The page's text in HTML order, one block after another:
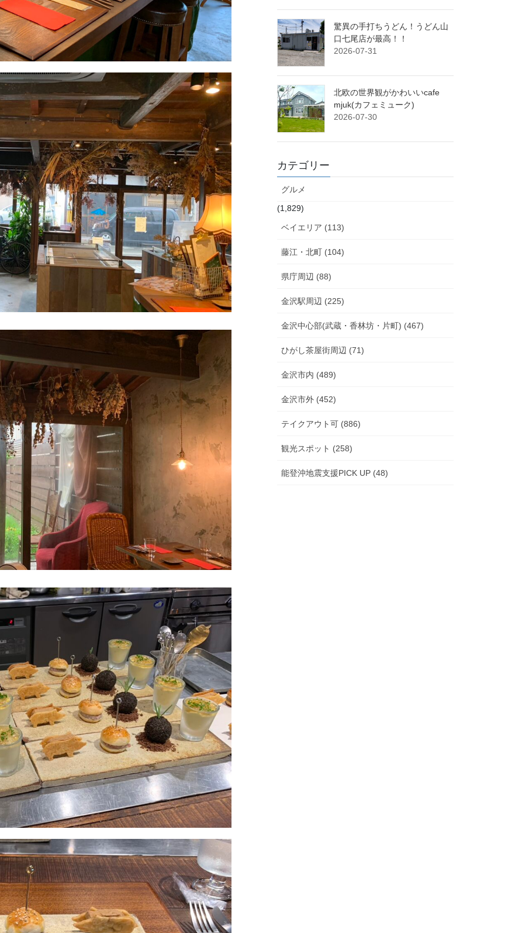
驚異の手打ちうどん！うどん山
口七尾店が最高！！
2026-07-31
北欧の世界観がかわいいcafe
mjuk(カフェミューク)
2026-07-30
カテゴリー
グルメ
(1,829)
ベイエリア (113)
藤江・北町 (104)
県庁周辺 (88)
金沢駅周辺 (225)
金沢中心部(武蔵・香林坊・片町) (467)
ひがし茶屋街周辺 (71)
金沢市内 (489)
金沢市外 (452)
テイクアウト可 (886)
観光スポット (258)
能登沖地震支援PICK UP (48)